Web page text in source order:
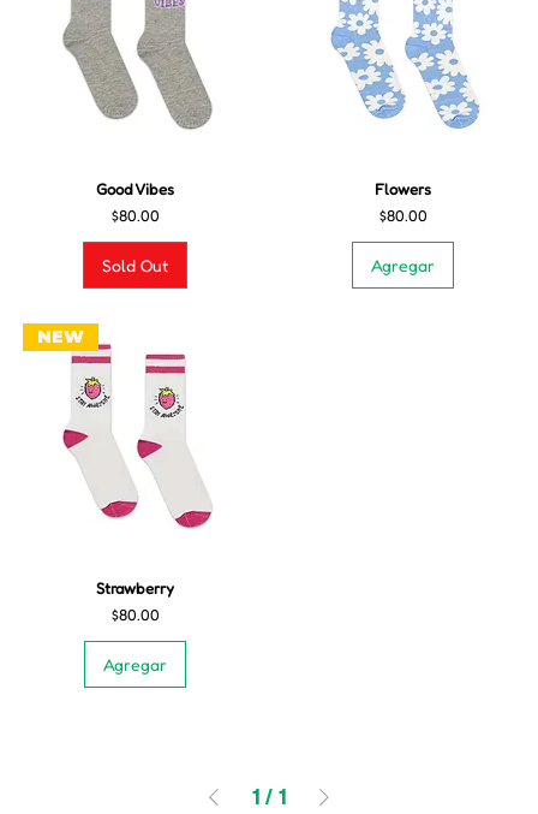
Good Vibes
Precio
$80.00
Sold Out
Flowers
Precio
$80.00
Agregar
NEW
Strawberry
Precio
$80.00
Agregar
1 / 1